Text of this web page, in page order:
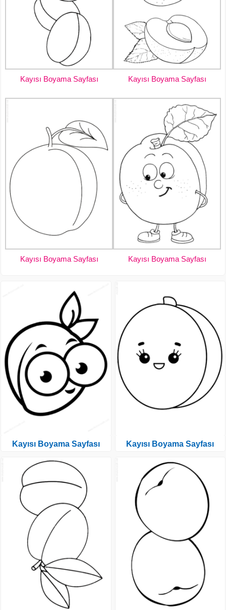
Kayısı Boyama Sayfası Kayısı Boyama Sayfası
Kayısı Boyama Sayfası Kayısı Boyama Sayfası
Kayısı Boyama Sayfası Kayısı Boyama Sayfası